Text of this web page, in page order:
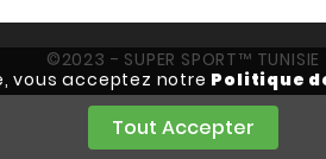
vous acceptez notre Politique
Tout Accepter
©2023 - SUPER SPORT™ TUNISIE